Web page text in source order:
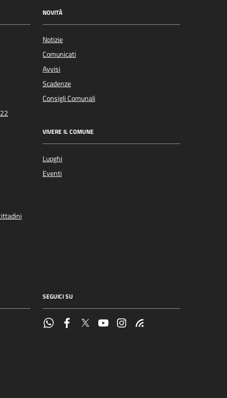
NOVITÀ
Notizie
Comunicati
Avvisi
Scadenze
Consigli Comunali
VIVERE IL COMUNE
Luoghi
Eventi
SEGUICI SU